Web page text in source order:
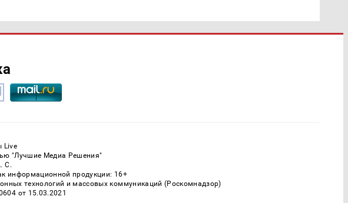
Live
"Лучшие Медиа Решения"
С.
информационной продукции: 16+
технологий и массовых коммуникаций (Роскомнадзор)
от 15.03.2021